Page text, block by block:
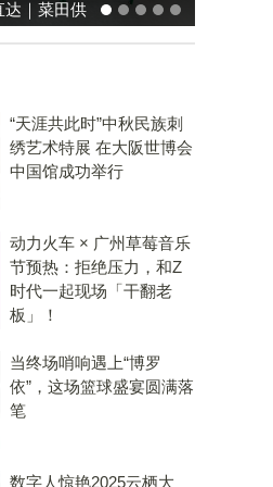
能率日式厨房美学：
温馨，也要未来
“天涯共此时”中秋民族刺
绣艺术特展 在大阪世博会
中国馆成功举行
动力火车 × 广州草莓音乐
节预热：拒绝压力，和Z
时代一起现场「干翻老
板」！
当终场哨响遇上“博罗
依”，这场篮球盛宴圆满落
笔
数字人惊艳2025云栖大